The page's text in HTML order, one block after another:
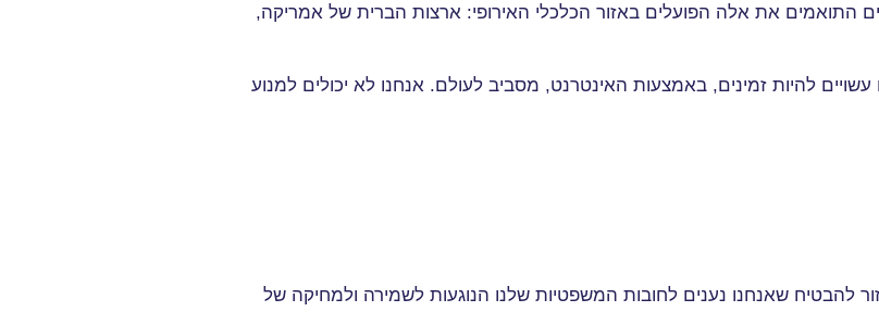
התואמים את אלה הפועלים באזור הכלכלי האירופי: ארצות הברית של אמריקה,
להיות זמינים, באמצעות האינטרנט, מסביב לעולם. אנחנו לא יכולים למנוע
להבטיח שאנחנו נענים לחובות המשפטיות שלנו הנוגעות לשמירה ולמחיקה של